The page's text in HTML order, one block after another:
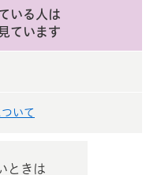
いる人は
ています
いて
ときは